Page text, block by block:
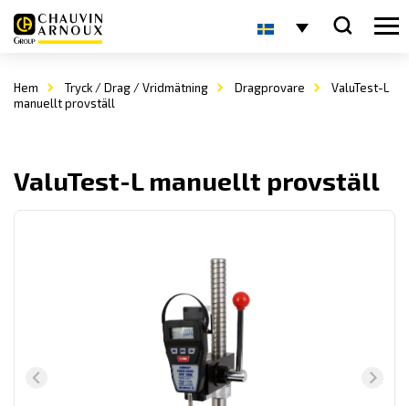
Hem Tryck / Drag / Vridmätning Dragprovare
ValuTest-L
manuellt provställ
ValuTest-L manuellt provställ